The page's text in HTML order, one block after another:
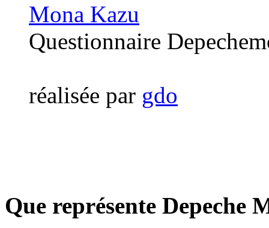
Mona Kazu
Questionnaire
réalisée par gdo
Que représente Depeche